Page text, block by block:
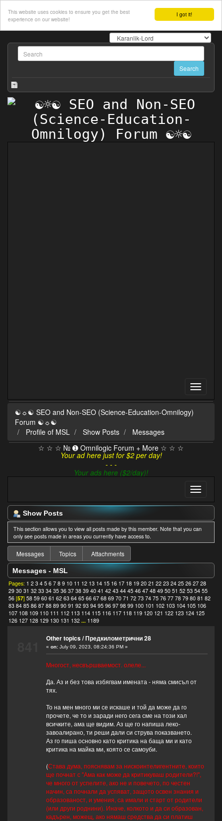
I got it!
This website uses cookies to ensure you get the best
experience on our website!
☯☼☯ SEO and Non-SEO (Science-Education-Omnilogy)
Forum ☯☼☯
Profile of MSL
Show Posts
Messages
☆ ☆ ☆ № ➊ Omnilogic Forum + More ☆ ☆ ☆
Your ad here just for $2 per day!
- - -
Your ads here ($2/day)!
Show Posts
This section allows you to view all posts made by this member. Note that you can
only see posts made in areas you currently have access to.
Messages Topics Attachments
Messages - MSL
Pages: 1 2 3 4 5 6 7 8 9 10 11 12 13 14 15 16 17 18 19 20 21 22 23 24 25 26 27 28
29 30 31 32 33 34 35 36 37 38 39 40 41 42 43 44 45 46 47 48 49 50 51 52 53 54 55
56 [57]58 59 60 61 62 63 64 65 66 67 68 69 70 71 72 73 74 75 76 77 78 79 80 81 82
83 84 85 86 87 88 89 90 91 92 93 94 95 96 97 98 99 100 101 102 103 104 105 106
107 108 109 110 111 112 113 114 115 116 117 118 119 120 121 122 123 124 125
126 127 128 129 130 131 132 ... 1189
Other topics/Предкилометрични 28
« on:July 09, 2023, 08:24:36 PM »
Многост, несвършваемост. олеле...
Да. Аз и без това избягвам имената - няма смисъл от
тях.
То на мен много ми се искаше и той да може да го
прочете, че то и заради него сега сме на този хал
всичките, ама ще видим. Аз ще го напиша леко-
завоалирано, ти реши дали си струва показването.
Аз го пиша основно като критика на баща ми и като
критика на майка ми, която се самоуби.
(Става дума, пояснявам за нискоинтелигентните, които
ще почнат с "Ама как може да критикуваш родители?!",
че много от успелите, ако не и повечето, по честен
начин, са почнали да успяват, защото освен знания и
образованост, и умения, са имали и старт от родители
(или други роднини). Иначе, колкото и да си образован,
кадърен, можещ, ако нямаш средства да си платиш